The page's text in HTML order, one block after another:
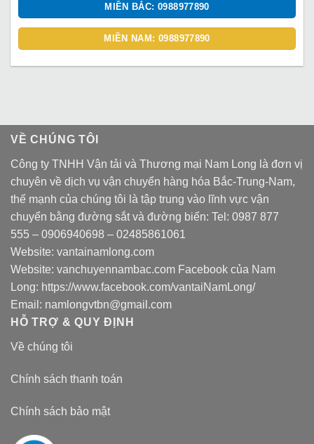
MIỀN BẮC: 0988977890
MIỀN NAM: 0988977890
VỀ CHÚNG TÔI
Công ty TNHH Vận tải và Thương mại Nam Long là đơn vị
chuyên về dịch vụ vận chuyển hàng hóa Bắc-Trung-Nam,
thế mạnh của chúng tôi là tập trung vào lĩnh vực vận
chuyển bằng đường sắt và đường biển: Tel: 0987 877
555 – 0906940698 – 02485861061
Website: vantainamlong.com
Website: vanchuyennambac.com Facebook của Nam
Long: https://www.facebook.com/vantaiNamLong/
Email: namlongvtbn@gmail.com
HỖ TRỢ & QUY ĐỊNH
Về chúng tôi
Chính sách thanh toán
Chính sách bảo mật